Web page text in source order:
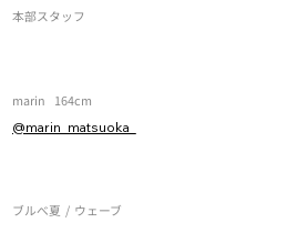
本部スタッフ
marin 164cm
@marin_matsuoka_
ブルべ夏 / ウェーブ